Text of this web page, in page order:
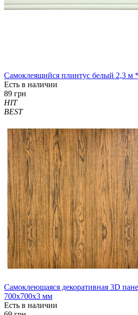
Самоклеящийся плинтус белый 2,3 м
Есть в наличии
89 грн
HIT
BEST
Самоклеющаяся декоративная 3D
700x700x3 мм
Есть в наличии